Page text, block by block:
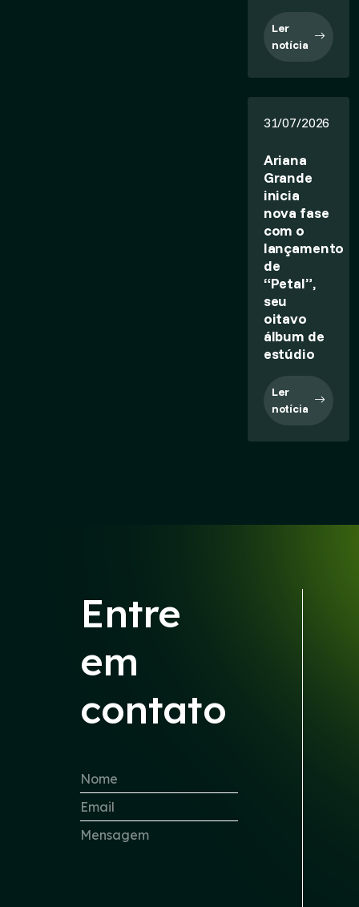
Ler
notícia
31/07/2026
Ariana
Grande
inicia
nova fase
com o
lançamento
de
“Petal”,
seu
oitavo
álbum de
estúdio
Ler
notícia
Entre
em
contato